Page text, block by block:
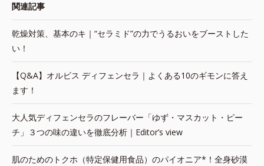
関連記事
乾燥対策、基本のキ｜“セラミド”の力でうるおいをブーストした
い！
【Q&A】オルビス ディフェンセラ｜よくある10のギモンに答え
ます！
大人気ディフェンセラのフレーバー「ゆず・マスカット・ピー
チ」３つの味の違いを徹底分析｜Editor’s view
肌のためのトクホ（特定保健用食品）のパイオニア*！全身砂漠